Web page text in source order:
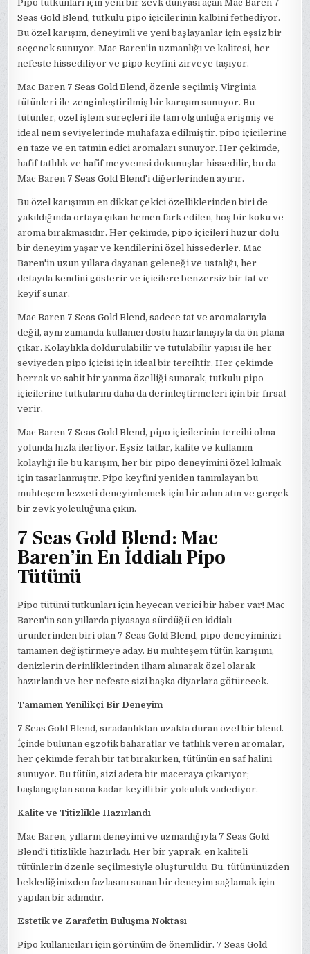
Pipo tutkunları için yeni bir zevk dünyası açan Mac Baren 7
Seas Gold Blend, tutkulu pipo içicilerinin kalbini fethediyor.
Bu özel karışım, deneyimli ve yeni başlayanlar için eşsiz bir
seçenek sunuyor. Mac Baren'in uzmanlığı ve kalitesi, her
nefeste hissediliyor ve pipo keyfini zirveye taşıyor.
Mac Baren 7 Seas Gold Blend, özenle seçilmiş Virginia
tütünleri ile zenginleştirilmiş bir karışım sunuyor. Bu
tütünler, özel işlem süreçleri ile tam olgunluğa erişmiş ve
ideal nem seviyelerinde muhafaza edilmiştir. pipo içicilerine
en taze ve en tatmin edici aromaları sunuyor. Her çekimde,
hafif tatlılık ve hafif meyvemsi dokunuşlar hissedilir, bu da
Mac Baren 7 Seas Gold Blend'i diğerlerinden ayırır.
Bu özel karışımın en dikkat çekici özelliklerinden biri de
yakıldığında ortaya çıkan hemen fark edilen, hoş bir koku ve
aroma bırakmasıdır. Her çekimde, pipo içicileri huzur dolu
bir deneyim yaşar ve kendilerini özel hissederler. Mac
Baren'in uzun yıllara dayanan geleneği ve ustalığı, her
detayda kendini gösterir ve içicilere benzersiz bir tat ve
keyif sunar.
Mac Baren 7 Seas Gold Blend, sadece tat ve aromalarıyla
değil, aynı zamanda kullanıcı dostu hazırlanışıyla da ön plana
çıkar. Kolaylıkla doldurulabilir ve tutulabilir yapısı ile her
seviyeden pipo içicisi için ideal bir tercihtir. Her çekimde
berrak ve sabit bir yanma özelliği sunarak, tutkulu pipo
içicilerine tutkularını daha da derinleştirmeleri için bir fırsat
verir.
Mac Baren 7 Seas Gold Blend, pipo içicilerinin tercihi olma
yolunda hızla ilerliyor. Eşsiz tatlar, kalite ve kullanım
kolaylığı ile bu karışım, her bir pipo deneyimini özel kılmak
için tasarlanmıştır. Pipo keyfini yeniden tanımlayan bu
muhteşem lezzeti deneyimlemek için bir adım atın ve gerçek
bir zevk yolculuğuna çıkın.
7 Seas Gold Blend: Mac
Baren’in En İddialı Pipo
Tütünü
Pipo tütünü tutkunları için heyecan verici bir haber var! Mac
Baren'in son yıllarda piyasaya sürdüğü en iddialı
ürünlerinden biri olan 7 Seas Gold Blend, pipo deneyiminizi
tamamen değiştirmeye aday. Bu muhteşem tütün karışımı,
denizlerin derinliklerinden ilham alınarak özel olarak
hazırlandı ve her nefeste sizi başka diyarlara götürecek.
Tamamen Yenilikçi Bir Deneyim
7 Seas Gold Blend, sıradanlıktan uzakta duran özel bir blend.
İçinde bulunan egzotik baharatlar ve tatlılık veren aromalar,
her çekimde ferah bir tat bırakırken, tütünün en saf halini
sunuyor. Bu tütün, sizi adeta bir maceraya çıkarıyor;
başlangıçtan sona kadar keyifli bir yolculuk vadediyor.
Kalite ve Titizlikle Hazırlandı
Mac Baren, yılların deneyimi ve uzmanlığıyla 7 Seas Gold
Blend'i titizlikle hazırladı. Her bir yaprak, en kaliteli
tütünlerin özenle seçilmesiyle oluşturuldu. Bu, tütününüzden
beklediğinizden fazlasını sunan bir deneyim sağlamak için
yapılan bir adımdır.
Estetik ve Zarafetin Buluşma Noktası
Pipo kullanıcıları için görünüm de önemlidir. 7 Seas Gold